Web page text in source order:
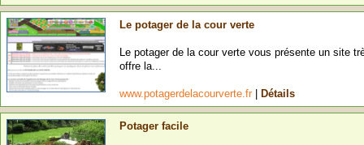
Le potager de la cour verte
Le potager de la cour verte vous présente un site
offre la...
www.potagerdelacourverte.fr Détails
Potager facile